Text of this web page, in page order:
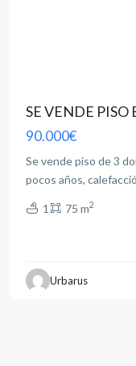
SE VENDE
90.000€
Se vende piso de 3
pocos años,
1 75 m2
Urbarus